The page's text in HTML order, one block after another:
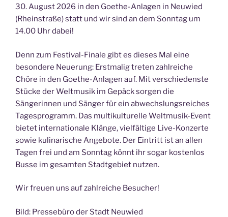
30. August 2026 in den Goethe-Anlagen in Neuwied
(Rheinstraße) statt und wir sind an dem Sonntag um
14.00 Uhr dabei!
Denn zum Festival-Finale gibt es dieses Mal eine
besondere Neuerung: Erstmalig treten zahlreiche
Chöre in den Goethe-Anlagen auf. Mit verschiedenste
Stücke der Weltmusik im Gepäck sorgen die
Sängerinnen und Sänger für ein abwechslungsreiches
Tagesprogramm. Das multikulturelle Weltmusik-Event
bietet internationale Klänge, vielfältige Live-Konzerte
sowie kulinarische Angebote. Der Eintritt ist an allen
Tagen frei und am Sonntag könnt ihr sogar kostenlos
Busse im gesamten Stadtgebiet nutzen.
Wir freuen uns auf zahlreiche Besucher!
Bild: Pressebüro der Stadt Neuwied